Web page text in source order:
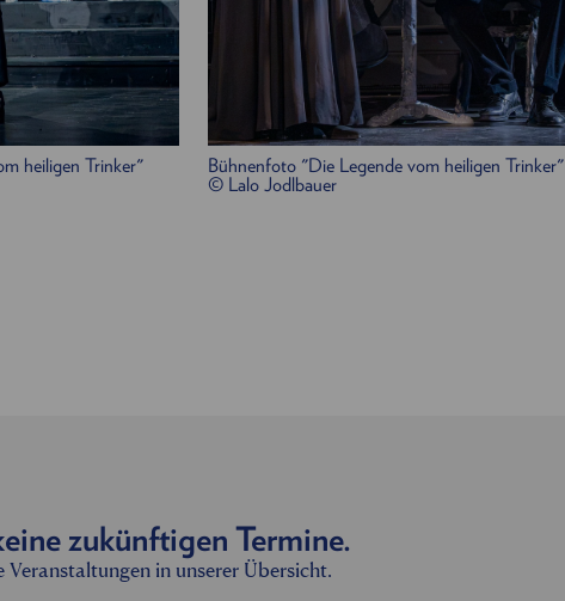
heiligen Trinker"
Bühnenfoto "Die Legende vom heiligen Trinker"
© Lalo Jodlbauer
zukünftigen Termine.
Veranstaltungen in unserer Übersicht.